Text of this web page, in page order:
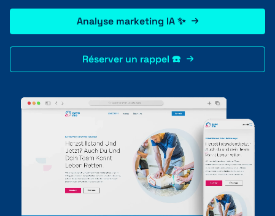
+41 31 552 00 72
Envoyer un message 💌
Analyse marketing IA ✨
Réserver un rappel ☎️